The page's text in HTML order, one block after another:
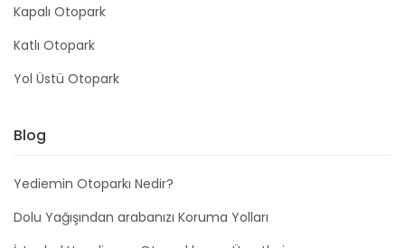
Kapalı Otopark
Katlı Otopark
Yol Üstü Otopark
Blog
Yediemin Otoparkı Nedir?
Dolu Yağışından arabanızı Koruma Yolları